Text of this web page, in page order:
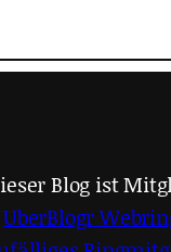
Blog ist
UberBlogr